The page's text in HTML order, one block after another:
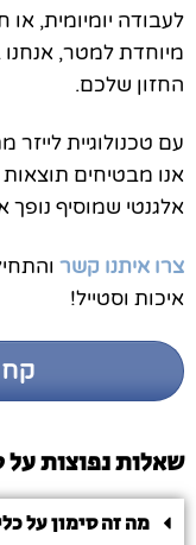
לעבודה יומיומית,
מיוחדת למטר,
החזון שלכם.
עם טכנולוגיית
אנו מבטיחים
אלגנטי שמוסיף נופך
צרו איתנו קשר
איכות וסטייל!
קח
שאלות נפוצות על
מה זה סימון על